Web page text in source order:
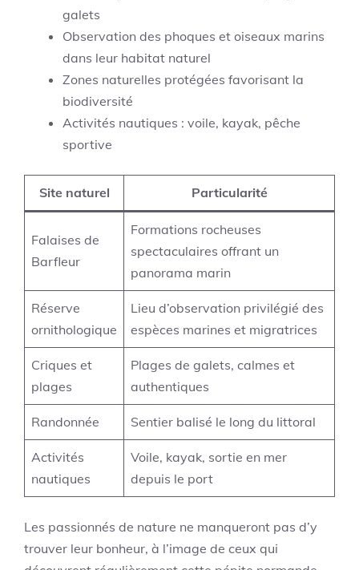
galets
Observation des phoques et oiseaux marins
dans leur habitat naturel
Zones naturelles protégées favorisant la
biodiversité
Activités nautiques : voile, kayak, pêche
sportive
Site naturel Particularité
Falaises de
Barfleur
Formations rocheuses
spectaculaires offrant un
panorama marin
Réserve
ornithologique
Lieu d’observation privilégié des
espèces marines et migratrices
Criques et
plages
Plages de galets, calmes et
authentiques
Randonnée Sentier balisé le long du littoral
Activités
nautiques
Voile, kayak, sortie en mer
depuis le port
Les passionnés de nature ne manqueront pas d’y
trouver leur bonheur, à l’image de ceux qui